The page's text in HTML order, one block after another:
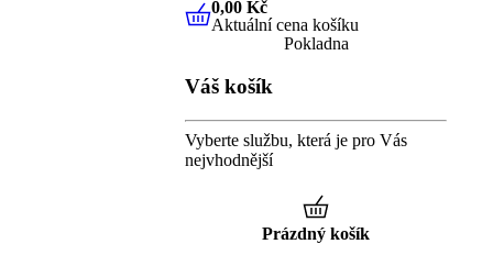
0,00 KčAktuální cena košíku
0,00 Kč
Aktuální cena košíku
Pokladna
Váš košík
Vyberte službu, která je pro Vás
nejvhodnější
Prázdný košík